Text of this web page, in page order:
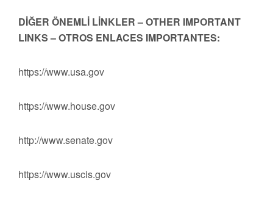
DİĞER ÖNEMLİ LİNKLER – OTHER IMPORTANT
LINKS – OTROS ENLACES IMPORTANTES:
https://www.usa.gov
https://www.house.gov
http://www.senate.gov
https://www.uscis.gov